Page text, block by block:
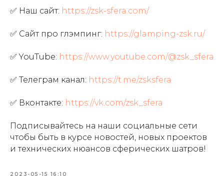
✅ Наш сайт: https://zsk-sfera.com/
✅ Сайт про глэмпинг: https://glamping-zsk.ru/
✅ YouTube: https://www.youtube.com/@zsk_sfera
✅ Телеграм канал: https://t.me/zsksfera
✅ Вконтакте: https://vk.com/zsk_sfera
Подписывайтесь на наши социальные сети
чтобы быть в курсе новостей, новых проектов
и технических нюансов сферических шатров!
2023-05-15 16:10